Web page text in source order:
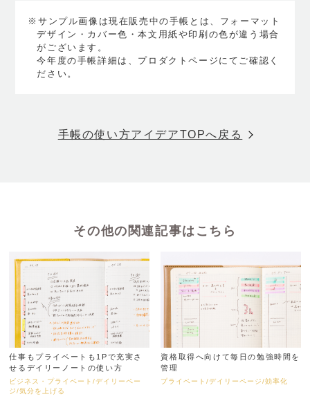
※サンプル画像は現在販売中の手帳とは、フォーマット
デザイン・カバー色・本文用紙や印刷の色が違う場合
がございます。
今年度の手帳詳細は、プロダクトページにてご確認く
ださい。
手帳の使い方アイデアTOPへ戻る
その他の関連記事はこちら
仕事もプライベートも1Pで充実さ
せるデイリーノートの使い方
ビジネス・プライベート/デイリーペー
ジ/気分を上げる
資格取得へ向けて毎日の勉強時間を
管理
プライベート/デイリーページ/効率化